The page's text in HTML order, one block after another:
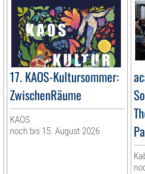
17. KAOS-Kultursommer:
ZwischenRäume
KAOS
noch bis 15. August 2026